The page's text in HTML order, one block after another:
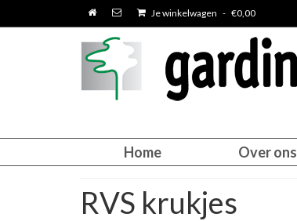
Je winkelwagen - €0,00
Home Over ons
RVS krukjes